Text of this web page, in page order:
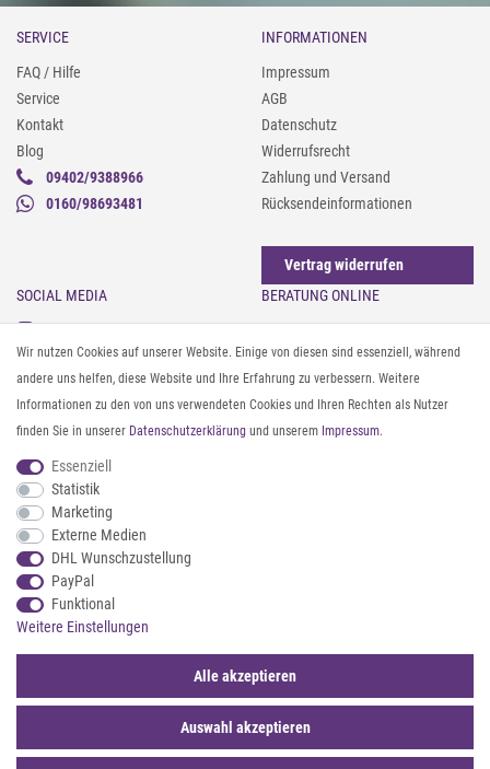
SERVICE
FAQ / Hilfe
Service
Kontakt
Blog
09402/9388966
0160/98693481
INFORMATIONEN
Impressum
AGB
Datenschutz
Widerrufsrecht
Zahlung und Versand
Rücksendeinformationen
Vertrag widerrufen
SOCIAL MEDIA
Instagram
Facebook
Pinterest
Twitter
Youtube
Threads
BERATUNG ONLINE
Gürtel messen & kürzen
Sonnenbrillen & UV-Schutz
Textilpflege
Textil- und Material-Guide
Geldbörse richtig organisieren
ZAHLUNG & VERSAND
Wir nutzen Cookies auf unserer Website. Einige von diesen sind essenziell, während
andere uns helfen, diese Website und Ihre Erfahrung zu verbessern. Weitere
Informationen zu den von uns verwendeten Cookies und Ihren Rechten als Nutzer
finden Sie in unserer Daten­schutz­erklärung und unserem Impressum.
Essenziell
Statistik
Marketing
Externe Medien
DHL Wunschzustellung
PayPal
Funktional
Weitere Einstellungen
Auswahl akzeptieren
Alle akzeptieren
© 2026 styleBREAKER | Alle Rechte vorbehalten. |
*Sternchentexte und rechtliche Hinweise